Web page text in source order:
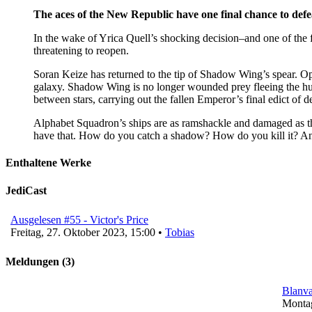
The aces of the New Republic have one final chance to
In the wake of Yrica Quell’s shocking decision–and one of
threatening to reopen.
Soran Keize has returned to the tip of Shadow Wing’s
galaxy. Shadow Wing is no longer wounded prey fleeing the
between stars, carrying out the fallen Emperor’s final edict of
Alphabet Squadron’s ships are as ramshackle and damaged
have that. How do you catch a shadow? How do you kill it?
Enthaltene Werke
JediCast
Ausgelesen #55 - Victor's Price
Freitag, 27. Oktober 2023, 15:00 • Tobias
Meldungen (3)